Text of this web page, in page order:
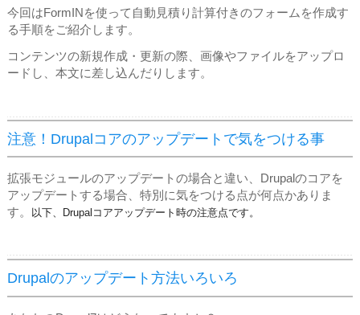
今回はFormINを使って自動見積り計算付きのフォームを作成す
る手順をご紹介します。
コンテンツの新規作成・更新の際、画像やファイルをアップロ
ードし、本文に差し込んだりします。
注意！Drupalコアのアップデートで気をつける事
拡張モジュールのアップデートの場合と違い、Drupalのコアを
アップデートする場合、特別に気をつける点が何点かありま
す。
以下、Drupalコアアップデート時の注意点です。
Drupalのアップデート方法いろいろ